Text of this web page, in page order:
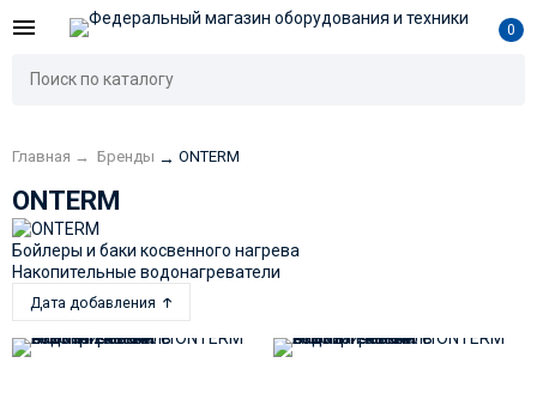
0
Главная → Бренды → ONTERM
ONTERM
Бойлеры и баки косвенного нагрева
Накопительные водонагреватели
Дата добавления